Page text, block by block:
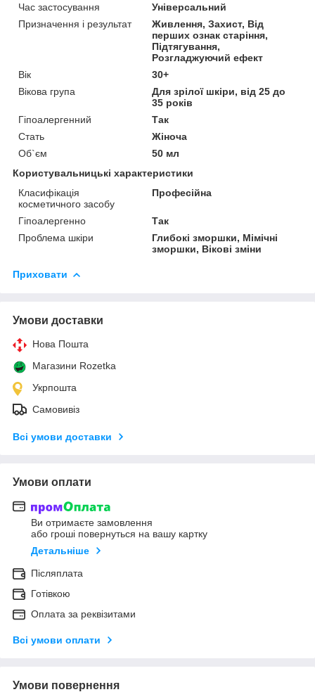
Час застосування
Універсальний
Призначення і результат
Живлення, Захист, Від
перших ознак старіння,
Підтягування,
Розгладжуючий ефект
Вік
30+
Вікова група
Для зрілої шкіри, від 25 до
35 років
Гіпоалергенний
Так
Стать
Жіноча
Об`єм
50 мл
Користувальницькі характеристики
Класифікація
косметичного засобу
Професійна
Гіпоалергенно
Так
Проблема шкіри
Глибокі зморшки, Мімічні
зморшки, Вікові зміни
Приховати
Умови доставки
Нова Пошта
Магазини Rozetka
Укрпошта
Самовивіз
Всі умови доставки
Умови оплати
Ви отримаєте замовлення
або гроші повернуться на вашу картку
Детальніше
Післяплата
Готівкою
Оплата за реквізитами
Всі умови оплати
Умови повернення